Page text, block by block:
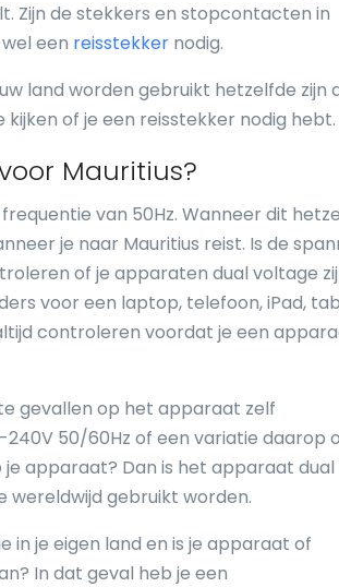
Zijn de stekkers en stopcontacten in
een reisstekker nodig.
land worden gebruikt hetzelfde zijn
of je een reisstekker nodig hebt.
Mauritius?
van 50Hz. Wanneer dit
je naar Mauritius reist. Is de
of je apparaten dual voltage
voor een laptop, telefoon, iPad,
controleren voordat je een
gevallen op het apparaat zelf
240V 50/60Hz of een variatie daarop
apparaat? Dan is het apparaat dual
wereldwijd gebruikt worden.
in je eigen land en is je apparaat of
In dat geval heb je een